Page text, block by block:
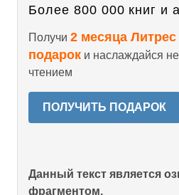
Более 800 000 книг и
Получи 2 месяца
подарок и наслаждайся
чтением
ПОЛУЧИТЬ ПОДАРОК
Данный текст является
фрагментом.